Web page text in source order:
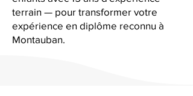
terrain — pour transformer votre
expérience en diplôme reconnu à
Montauban.